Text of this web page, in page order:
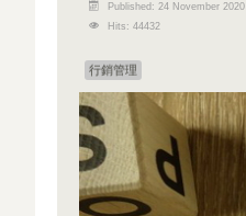
Published: 24 November 2020
Hits: 44432
行銷管理